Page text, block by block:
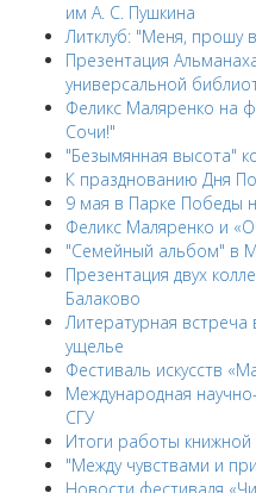
им А. С. Пушкина
Литклуб: "Меня, прошу
Презентация
универсальной
Феликс Маляренко на
Сочи!"
"Безымянная высота"
К празднованию Дня
9 мая в Парке Победы
Феликс Маляренко и
"Семейный альбом" в
Презентация двух
Балаково
Литературная
ущелье
Фестиваль искусств
Международная
СГУ
Итоги работы книжной
"Между чувствами и